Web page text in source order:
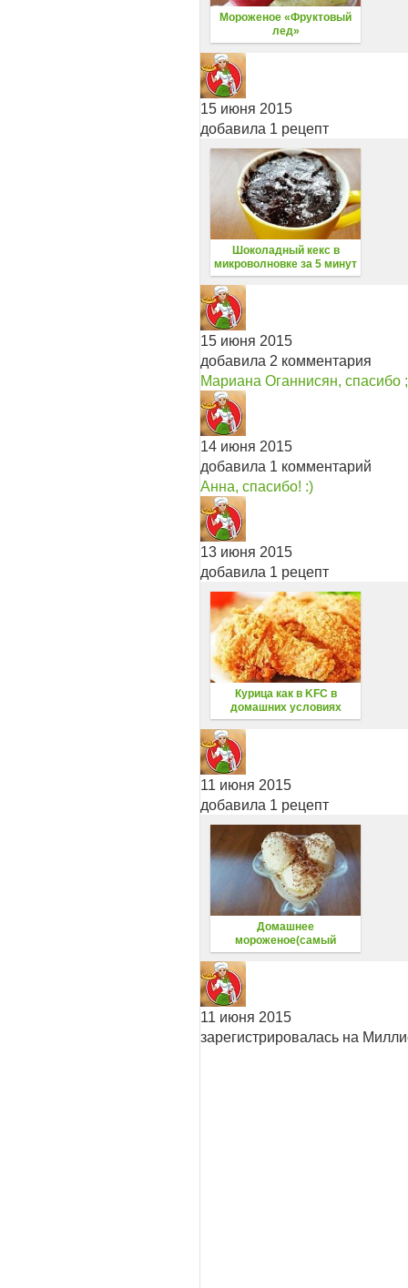
Мороженое «Фруктовый
лед»
15 июня 2015
добавила 1 рецепт
Шоколадный кекс в
микроволновке за 5 минут
15 июня 2015
добавила 2 комментария
Мариана Оганнисян, спасибо
14 июня 2015
добавила 1 комментарий
Анна, спасибо! :)
13 июня 2015
добавила 1 рецепт
Курица как в KFC в
домашних условиях
11 июня 2015
добавила 1 рецепт
Домашнее
мороженое(самый
быстрый и простой
11 июня 2015
зарегистрировалась на